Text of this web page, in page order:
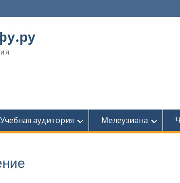
Учебная аудитория Мелеузиана